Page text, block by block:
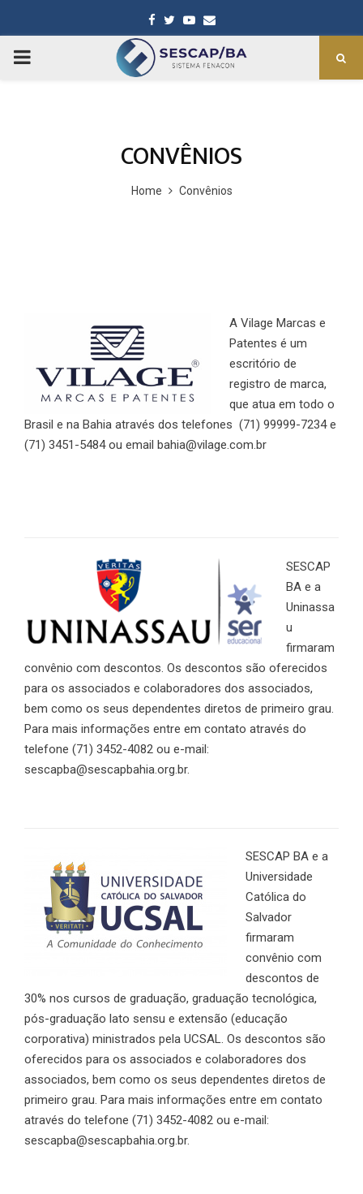
Facebook
TwitterYoutube
Email
PRIMARY
CONVÊNIOS
Home Convênios
A Vilage Marcas e
Patentes é um
escritório de
registro de marca,
que atua em todo o
Brasil e na Bahia através dos telefones (71) 99999-7234 e
(71) 3451-5484 ou email bahia@vilage.com.br
SESCAP
BA e a
Uninassa
u
firmaram
convênio com descontos. Os descontos são oferecidos
para os associados e colaboradores dos associados,
bem como os seus dependentes diretos de primeiro grau.
Para mais informações entre em contato através do
telefone (71) 3452-4082 ou e-mail:
sescapba@sescapbahia.org.br.
SESCAP BA e a
Universidade
Católica do
Salvador
firmaram
convênio com
descontos de
30% nos cursos de graduação, graduação tecnológica,
pós-graduação lato sensu e extensão (educação
corporativa) ministrados pela UCSAL. Os descontos são
oferecidos para os associados e colaboradores dos
associados, bem como os seus dependentes diretos de
primeiro grau. Para mais informações entre em contato
através do telefone (71) 3452-4082 ou e-mail:
sescapba@sescapbahia.org.br.